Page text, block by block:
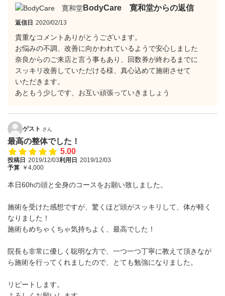
BodyCare 寛和堂からの返信
返信日 2020/02/13
貴重なコメントありがとうございます。
お悩みの不調、改善に向かわれているようで安心しました
奈良からのご来店と言う事もあり、回数券が終わるまでに
スッキリ改善していただける様、真心込めて施術させて
いただきます。
あともう少しです、お互い頑張っていきましょう
ゲスト さん
最高の整体でした！
5.00
投稿日 2019/12/03利用日 2019/12/03
予算 ￥4,000
本日60hの頭と全身のコースをお願い致しました。
施術を受けた感想ですが、驚くほど頭がスッキリして、体が軽く
なりました！
施術もめちゃくちゃ気持ちよく、最高でした！
院長も非常に優しく聡明な方で、一つ一つ丁寧に教えて頂きなが
ら施術を行ってくれましたので、とても勉強になりました。
リピートします。